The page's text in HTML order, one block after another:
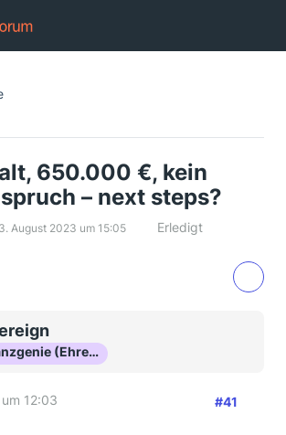
650.000 €, kein
– next steps?
August 2023 um 15:05 Erledigt
Finanzgenie (Ehrenmitglied)
12:03 #41